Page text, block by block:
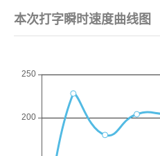
本次打字瞬时速度曲线图